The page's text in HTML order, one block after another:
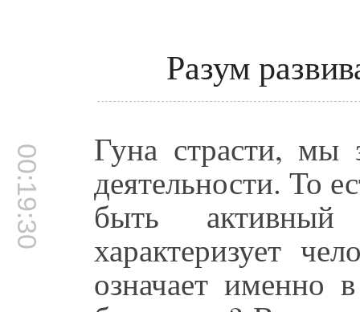
Разум
00:19:30 Гуна страсти, мы
деятельности. То
быть
характеризует
означает именно